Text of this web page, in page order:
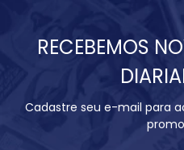
RECEBEMOS
Cadastre seu e-mail para